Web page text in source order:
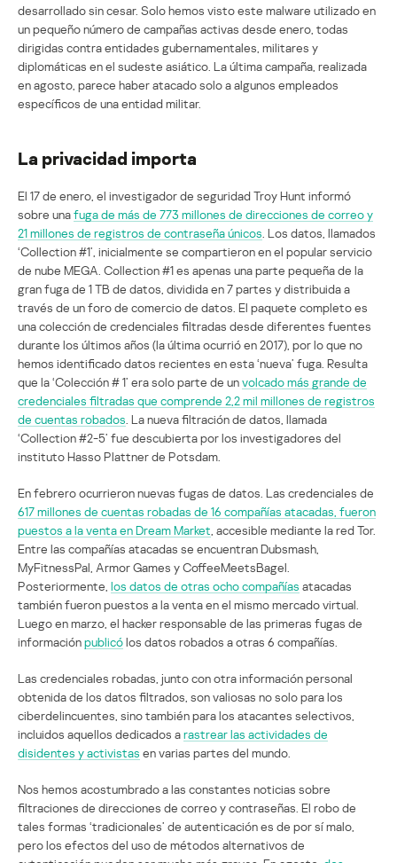
desarrollado sin cesar. Solo hemos visto este malware utilizado en
un pequeño número de campañas activas desde enero, todas
dirigidas contra entidades gubernamentales, militares y
diplomáticas en el sudeste asiático. La última campaña, realizada
en agosto, parece haber atacado solo a algunos empleados
específicos de una entidad militar.
La privacidad importa
El 17 de enero, el investigador de seguridad Troy Hunt informó
sobre unafuga de más de 773 millones de direcciones de correo y
21 millones de registros de contraseña únicos . Los datos, llamados
‘Collection #1’, inicialmente se compartieron en el popular servicio
de nube MEGA. Collection #1 es apenas una parte pequeña de la
gran fuga de 1 TB de datos, dividida en 7 partes y distribuida a
través de un foro de comercio de datos. El paquete completo es
una colección de credenciales filtradas desde diferentes fuentes
durante los últimos años (la última ocurrió en 2017), por lo que no
hemos identificado datos recientes en esta ‘nueva’ fuga. Resulta
que la ‘Colección # 1’ era solo parte de unvolcado más grande de
credenciales filtradas que comprende 2,2 mil millones de registros
de cuentas robados . La nueva filtración de datos, llamada
‘Collection #2-5’ fue descubierta por los investigadores del
instituto Hasso Plattner de Potsdam.
En febrero ocurrieron nuevas fugas de datos. Las credenciales de
617 millones de cuentas robadas de 16 compañías atacadas, fueron
puestos a la venta en Dream Market , accesible mediante la red Tor.
Entre las compañías atacadas se encuentran Dubsmash,
MyFitnessPal, Armor Games y CoffeeMeetsBagel.
Posteriormente, los datos de otras ocho compañías atacadas
también fueron puestos a la venta en el mismo mercado virtual.
Luego en marzo, el hacker responsable de las primeras fugas de
informaciónpublicólos datos robados a otras 6 compañías.
Las credenciales robadas, junto con otra información personal
obtenida de los datos filtrados, son valiosas no solo para los
ciberdelincuentes, sino también para los atacantes selectivos,
incluidos aquellos dedicados arastrear las actividades de
disidentes y activistas en varias partes del mundo.
Nos hemos acostumbrado a las constantes noticias sobre
filtraciones de direcciones de correo y contraseñas. El robo de
tales formas ‘tradicionales’ de autenticación es de por sí malo,
pero los efectos del uso de métodos alternativos de